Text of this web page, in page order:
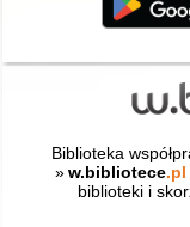
Biblioteka
» w.bibliotece.pl
biblioteki i